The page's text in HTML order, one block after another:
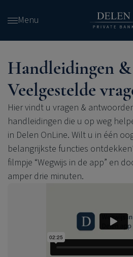
en
inhoud
gaan
Menu
Handleidingen &
Veelgestelde
Hier vindt u vragen &
handleidingen die u op weg
in Delen OnLine. Wilt u in één
belangrijkste functies
filmpje “Wegwijs in de app” en
amper drie minuten.